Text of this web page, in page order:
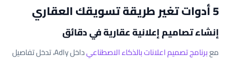
5 أدوات تغير طريقة تسويقك العقاري
إنشاء تصاميم إعلانية عقارية في دقائق
معبرنامج تصميم اعلانات بالذكاء الاصطناعي
داخل Adly، تدخل تفاصيل